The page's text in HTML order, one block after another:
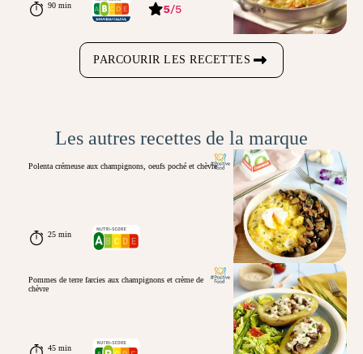
90 min 5/5
PARCOURIR LES RECETTES
Les autres recettes de la marque
Polenta crémeuse aux champignons, oeufs poché et chèvre
25 min
Pommes de terre farcies aux champignons et crème de
chèvre
45 min